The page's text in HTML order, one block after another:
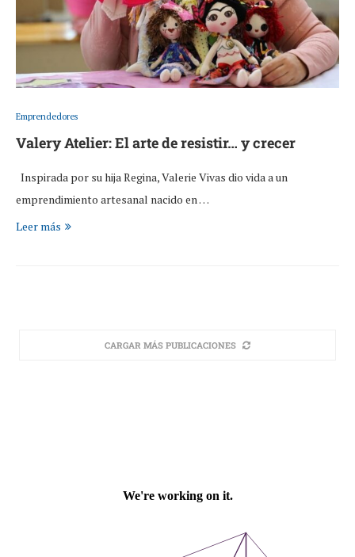
Emprendedores
Valery Atelier: El arte de resistir… y crecer
Inspirada por su hija Regina, Valerie Vivas dio vida a un
emprendimiento artesanal nacido en …
Leer más
CARGAR MÁS PUBLICACIONES